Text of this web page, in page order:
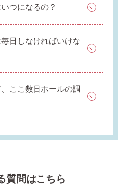
く見る
みてください。
つになるの？
日しなければいけな
ここ数日ホールの調
質問はこちら